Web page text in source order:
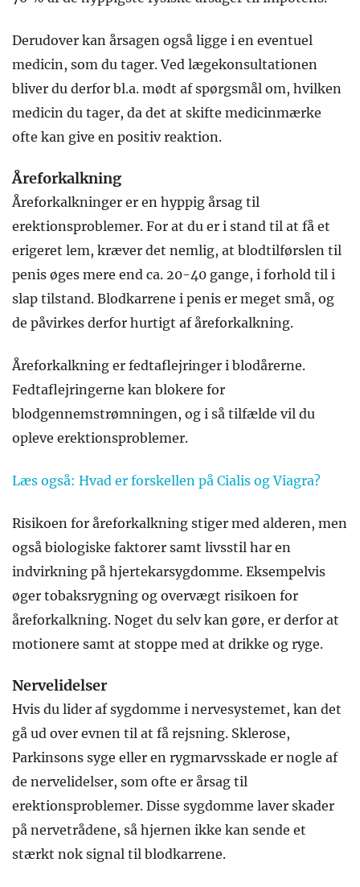
Derudover kan årsagen også ligge i en eventuel
medicin, som du tager. Ved lægekonsultationen
bliver du derfor bl.a. mødt af spørgsmål om, hvilken
medicin du tager, da det at skifte medicinmærke
ofte kan give en positiv reaktion.
Åreforkalkning
Åreforkalkninger er en hyppig årsag til
erektionsproblemer. For at du er i stand til at få et
erigeret lem, kræver det nemlig, at blodtilførslen til
penis øges mere end ca. 20-40 gange, i forhold til i
slap tilstand. Blodkarrene i penis er meget små, og
de påvirkes derfor hurtigt af åreforkalkning.
Åreforkalkning er fedtaflejringer i blodårerne.
Fedtaflejringerne kan blokere for
blodgennemstrømningen, og i så tilfælde vil du
opleve erektionsproblemer.
Læs også: Hvad er forskellen på Cialis og Viagra?
Risikoen for åreforkalkning stiger med alderen, men
også biologiske faktorer samt livsstil har en
indvirkning på hjertekarsygdomme. Eksempelvis
øger tobaksrygning og overvægt risikoen for
åreforkalkning. Noget du selv kan gøre, er derfor at
motionere samt at stoppe med at drikke og ryge.
Nervelidelser
Hvis du lider af sygdomme i nervesystemet, kan det
gå ud over evnen til at få rejsning. Sklerose,
Parkinsons syge eller en rygmarvsskade er nogle af
de nervelidelser, som ofte er årsag til
erektionsproblemer. Disse sygdomme laver skader
på nervetrådene, så hjernen ikke kan sende et
stærkt nok signal til blodkarrene.